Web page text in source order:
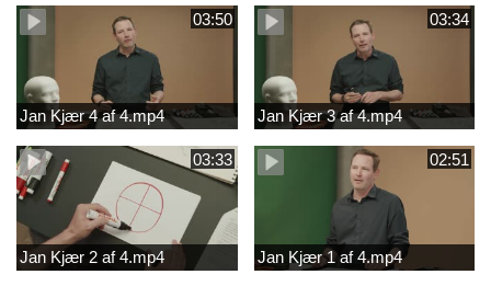
03:50
Jan Kjær 4 af 4.mp4
03:34
Jan Kjær 3 af 4.mp4
03:33
Jan Kjær 2 af 4.mp4
02:51
Jan Kjær 1 af 4.mp4